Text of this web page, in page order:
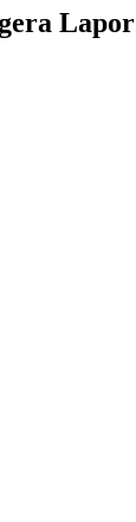
Lapor